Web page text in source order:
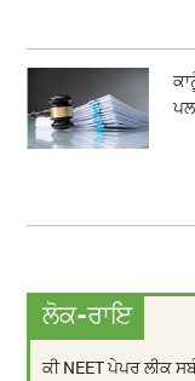
ਲੋਕ-ਰਾਇ
ਕੀ NEET ਪੇਪਰ ਲੀਕ